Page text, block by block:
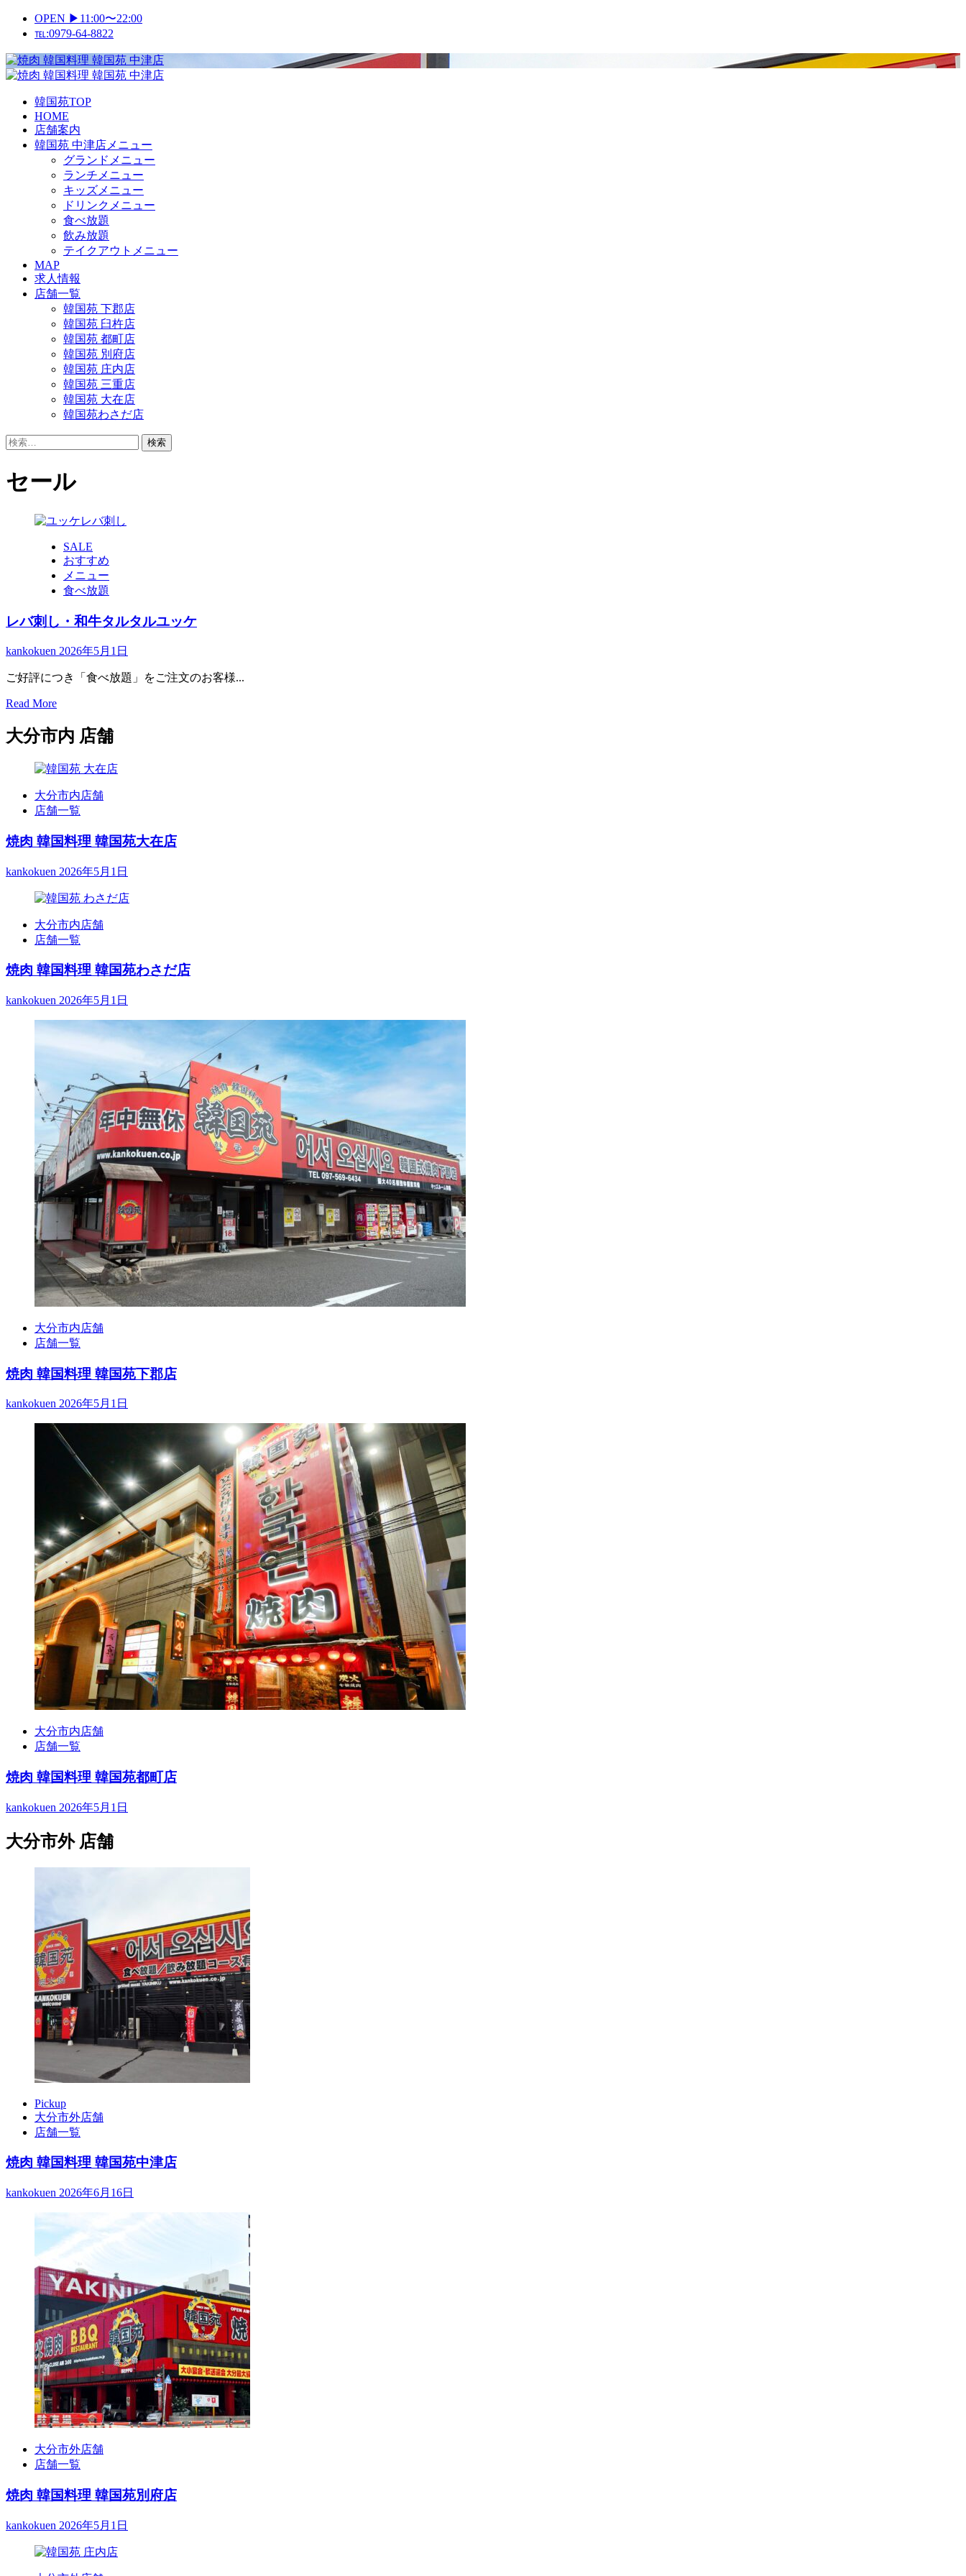
Skip
content
OPEN ▶11:00〜22:00
℡:0979-64-8822
Primary
韓国苑TOP
HOME
店舗案内
韓国苑 中津店メニュー
グランドメニュー
ランチメニュー
キッズメニュー
ドリンクメニュー
食べ放題
飲み放題
テイクアウトメニュー
MAP
求人情報
店舗一覧
韓国苑 下郡店
韓国苑 臼杵店
韓国苑 都町店
韓国苑 別府店
韓国苑 庄内店
韓国苑 三重店
韓国苑 大在店
韓国苑わさだ店
検
セール
SALE
おすすめ
メニュー
食べ放題
レバ刺し・和牛タルタルユッケ
kankokuen 2026年5月1日
ご好評につき「食べ放題」をご注文のお客様...
Read MoreRead
about
レ
刺
し・
和
牛
タ
ル
ル
ユ
ケ
大分市内 店舗
大分市内店舗
店舗一覧
焼肉 韓国料理 韓国苑大在店
kankokuen 2026年5月1日
大分市内店舗
店舗一覧
焼肉 韓国料理 韓国苑わさだ店
kankokuen 2026年5月1日
大分市内店舗
店舗一覧
焼肉 韓国料理 韓国苑下郡店
kankokuen 2026年5月1日
大分市内店舗
店舗一覧
焼肉 韓国料理 韓国苑都町店
kankokuen 2026年5月1日
大分市外 店舗
Pickup
大分市外店舗
店舗一覧
焼肉 韓国料理 韓国苑中津店
kankokuen 2026年6月16日
大分市外店舗
店舗一覧
焼肉 韓国料理 韓国苑別府店
kankokuen 2026年5月1日